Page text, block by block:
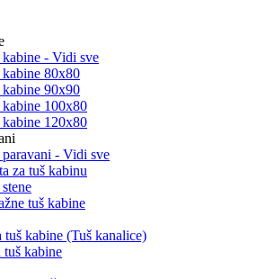
kabine - Vidi sve
kabine 80x80
kabine 90x90
kabine 100x80
kabine 120x80
paravani - Vidi sve
za tuš kabinu
tuš kabine
tuš kabine (Tuš kanalice)
kabine